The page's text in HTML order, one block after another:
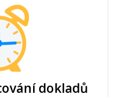
dokladů